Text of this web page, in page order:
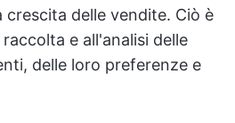
crescita delle vendite. Ciò è
e all'analisi delle
delle loro preferenze e